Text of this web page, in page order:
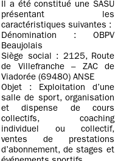
Il a été constitué une SASU
présentant les
caractéristiques suivantes :
Dénomination : OBPV
Beaujolais
Siège social : 2125, Route
de Villefranche – ZAC de
Viadorée (69480) ANSE
Objet : Exploitation d’une
salle de sport, organisation
et dispense de cours
collectifs, coaching
individuel ou collectif,
ventes de prestations
d’abonnement, de stages et